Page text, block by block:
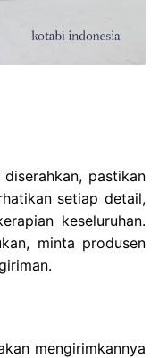
pastikan
setiap detail,
keseluruhan.
minta produsen
mengirimkannya